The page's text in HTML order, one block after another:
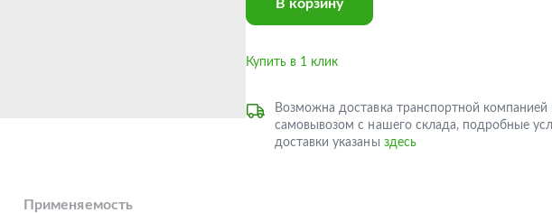
В корзину
Купить в 1 клик
Возможна доставка транспортной компанией
самовывозом с нашего склада, подробные
доставки указаны здесь
Применяемость